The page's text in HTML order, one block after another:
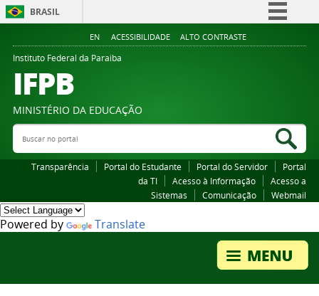
BRASIL
Simplifique!
Legislação
EN ACESSIBILIDADE ALTO CONTRASTE
Instituto Federal da Paraiba
IFPB
MINISTÉRIO DA EDUCAÇÃO
Buscar no portal
Transparência Portal do Estudante Portal do Servidor
Portal
da TI
Acesso à Informação
Acesso a
Sistemas
Comunicação Webmail
Powered by Translate